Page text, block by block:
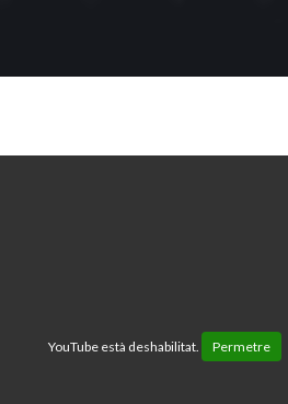
YouTube està deshabilitat. Permetre